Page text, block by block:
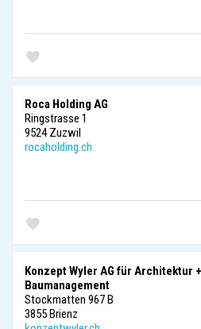
Roca Holding AG
Ringstrasse 1
9524 Zuzwil
rocaholding.ch
Konzept Wyler AG für Architektur +
Baumanagement
Stockmatten 967 B
3855 Brienz